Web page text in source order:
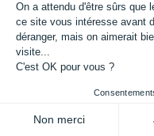
On a attendu d'être sûrs que
ce site vous intéresse avant
déranger, mais on aimerait
visite...
C'est OK pour vous ?
Non merci